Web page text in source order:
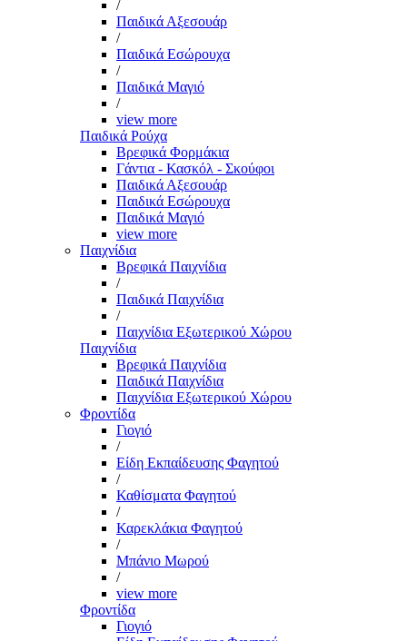
/
Παιδικά Αξεσουάρ
/
Παιδικά Εσώρουχα
/
Παιδικά Μαγιό
/
view more
Παιδικά Ρούχα
Βρεφικά Φορμάκια
Γάντια - Κασκόλ - Σκούφοι
Παιδικά Αξεσουάρ
Παιδικά Εσώρουχα
Παιδικά Μαγιό
view more
Παιχνίδια
Βρεφικά Παιχνίδια
/
Παιδικά Παιχνίδια
/
Παιχνίδια Εξωτερικού Χώρου
Παιχνίδια
Βρεφικά Παιχνίδια
Παιδικά Παιχνίδια
Παιχνίδια Εξωτερικού Χώρου
Φροντίδα
Γιογιό
/
Είδη Εκπαίδευσης Φαγητού
/
Καθίσματα Φαγητού
/
Καρεκλάκια Φαγητού
/
Μπάνιο Μωρού
/
view more
Φροντίδα
Γιογιό